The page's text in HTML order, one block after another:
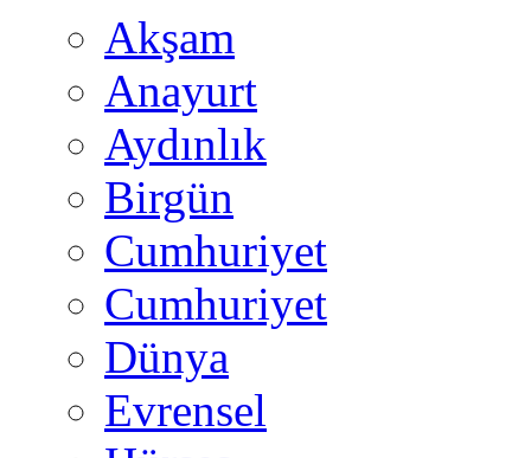
Akşam
Anayurt
Aydınlık
Birgün
Cumhuriyet
Cumhuriyet
Dünya
Evrensel